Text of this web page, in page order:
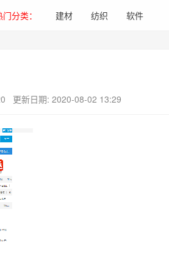
门分类： 建材 纺织 软件
更新日期: 2020-08-02 13:29